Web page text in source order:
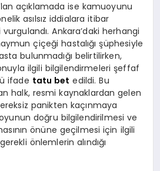
açıklamada ise kamuoyunu
asılsız iddialara itibar
Ankara’daki herhangi
çiçeği hastalığı şüphesiyle
bulunmadığı belirtilirken,
konuyla ilgili bilgilendirmeleri şeffaf
ifade tatu bet edildi. Bu
halk, resmi kaynaklardan gelen
panikten kaçınmaya
doğru bilgilendirilmesi ve
önüne geçilmesi için ilgili
önlemlerin alındığı